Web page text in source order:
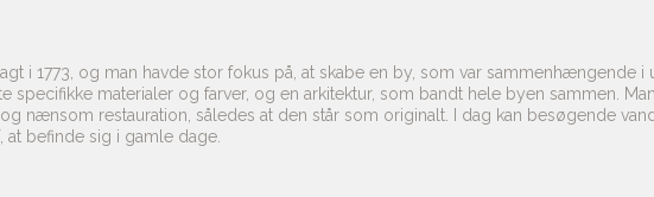
i 1773, og man havde stor fokus på, at skabe en by, som var sammenhængende i
specifikke materialer og farver, og en arkitektur, som bandt hele byen sammen.
nænsom restauration, således at den står som originalt. I dag kan besøgende
at befinde sig i gamle dage.